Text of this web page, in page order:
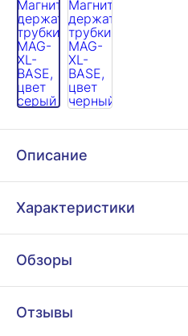
Описание
Характеристики
Обзоры
Отзывы